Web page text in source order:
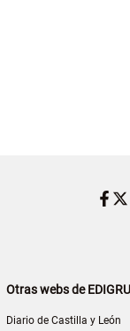
Otras webs de
Diario de Castilla y León